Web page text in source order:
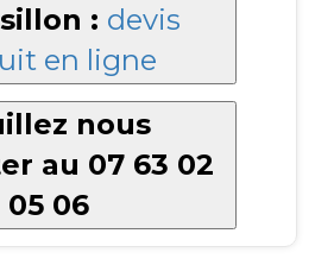
: devis
en ligne
nous
au 07 63 02
05 06